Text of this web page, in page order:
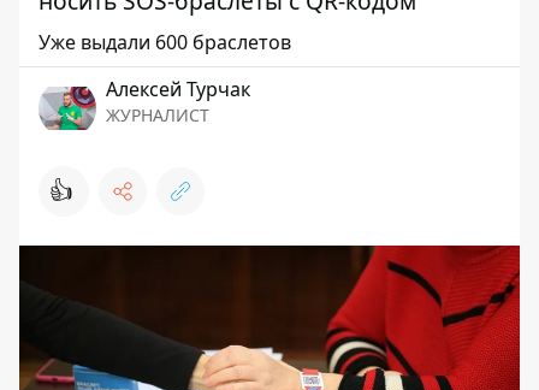
Уже выдали 600 браслетов
Алексей Турчак
ЖУРНАЛИСТ
👍